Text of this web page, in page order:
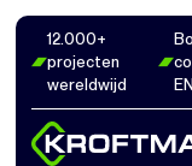
12.000+
projecten
wereldwijd
Foto's